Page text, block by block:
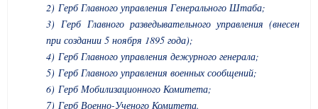
2) Герб Главного управления Генерального Штаба;
3) Герб Главного разведывательного управления (внесен
при создании 5 ноября 1895 года);
4) Герб Главного управления дежурного генерала;
5) Герб Главного управления военных сообщений;
6) Герб Мобилизационного Комитета;
7) Герб Военно-Ученого Комитета.